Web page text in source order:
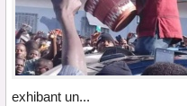
exhibant un...